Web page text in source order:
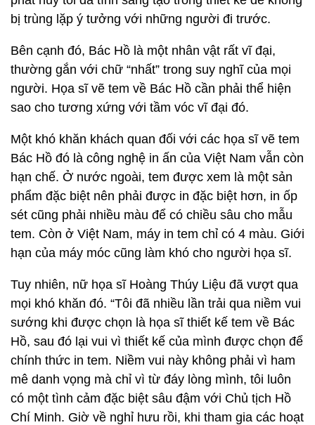
bị trùng lặp ý tưởng với những người đi trước.
Bên cạnh đó, Bác Hồ là một nhân vật rất vĩ đại,
thường gắn với chữ “nhất” trong suy nghĩ của mọi
người. Họa sĩ vẽ tem về Bác Hồ cần phải thể hiện
sao cho tương xứng với tầm vóc vĩ đại đó.
Một khó khăn khách quan đối với các họa sĩ vẽ tem
Bác Hồ đó là công nghệ in ấn của Việt Nam vẫn còn
hạn chế. Ở nước ngoài, tem được xem là một sản
phẩm đặc biệt nên phải được in đặc biệt hơn, in ốp
sét cũng phải nhiều màu để có chiều sâu cho mẫu
tem. Còn ở Việt Nam, máy in tem chỉ có 4 màu. Giới
hạn của máy móc cũng làm khó cho người họa sĩ.
Tuy nhiên, nữ họa sĩ Hoàng Thúy Liệu đã vượt qua
mọi khó khăn đó. “Tôi đã nhiều lần trải qua niềm vui
sướng khi được chọn là họa sĩ thiết kế tem về Bác
Hồ, sau đó lại vui vì thiết kế của mình được chọn để
chính thức in tem. Niềm vui này không phải vì ham
mê danh vọng mà chỉ vì từ đáy lòng mình, tôi luôn
có một tình cảm đặc biệt sâu đậm với Chủ tịch Hồ
Chí Minh. Giờ về nghỉ hưu rồi, khi tham gia các hoạt